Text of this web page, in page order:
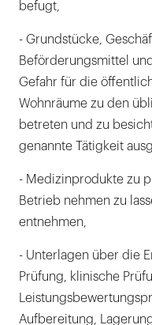
befugt,
- Grundstücke,
Beförderungsmittel
Gefahr für die
Wohnräume zu den
betreten und zu
genannte Tätigkeit
- Medizinprodukte zu
Betrieb nehmen zu
entnehmen,
- Unterlagen über die
Prüfung, klinische
Aufbereitung,